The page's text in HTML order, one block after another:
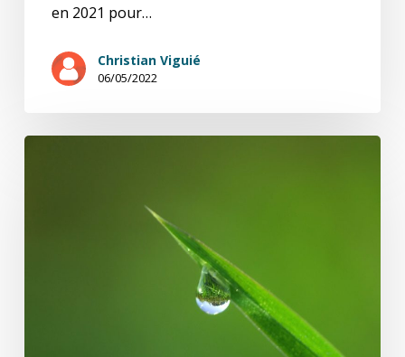
en 2021 pour…
Christian Viguié
06/05/2022